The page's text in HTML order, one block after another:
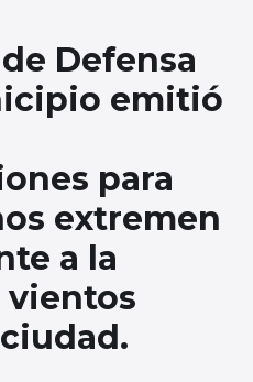
Defensa
emitió
para
extremen
a la
vientos